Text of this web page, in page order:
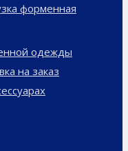
форменная
одежды
на заказ